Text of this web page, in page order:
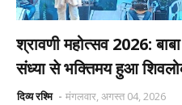
श्रावणी महोत्सव 2026:
संध्या से भक्तिमय हुआ
दिव्य रश्मि
मंगलवार, अगस्त 04, 2026